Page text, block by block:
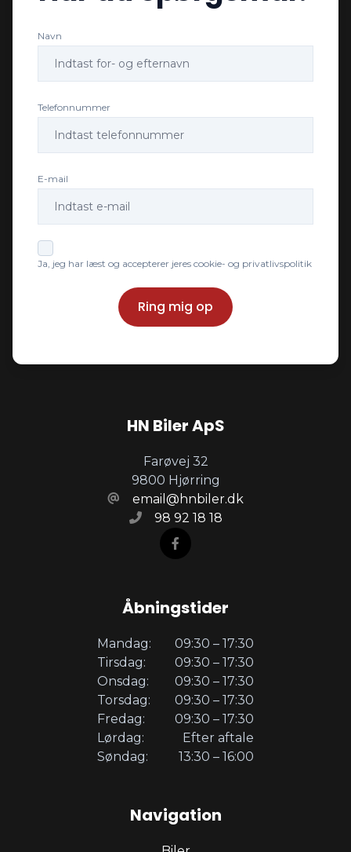
Navn
Telefonnummer
E-mail
Ja, jeg har læst og accepterer jeres cookie- og privatlivspolitik
Ring mig op
HN Biler ApS
Farøvej 32
9800 Hjørring
email@hnbiler.dk
98 92 18 18
Åbningstider
Mandag:
09:30 – 17:30
Tirsdag:
09:30 – 17:30
Onsdag:
09:30 – 17:30
Torsdag:
09:30 – 17:30
Fredag:
09:30 – 17:30
Lørdag:
Efter aftale
Søndag:
13:30 – 16:00
Navigation